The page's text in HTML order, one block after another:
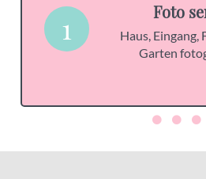
1 Foto
Haus, Eingang,
Garten